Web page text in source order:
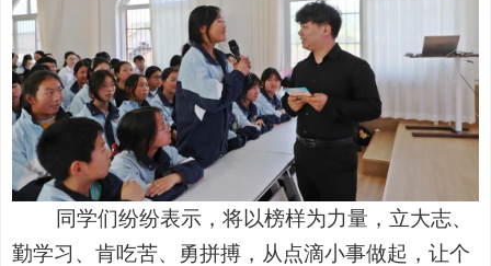
同学们纷纷表示，将以榜样为力量，立大志、
勤学习、肯吃苦、勇拼搏，从点滴小事做起，让个